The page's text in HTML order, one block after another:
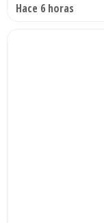
Hace 6 horas